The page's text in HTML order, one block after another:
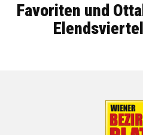
Favoriten und